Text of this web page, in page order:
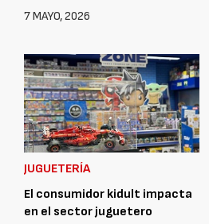
7 MAYO, 2026
JUGUETERÍA
El consumidor kidult impacta
en el sector juguetero